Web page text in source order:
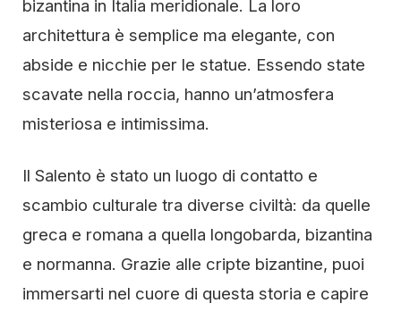
bizantina in Italia meridionale. La loro
architettura è semplice ma elegante, con
abside e nicchie per le statue. Essendo state
scavate nella roccia, hanno un’atmosfera
misteriosa e intimissima.
Il Salento è stato un luogo di contatto e
scambio culturale tra diverse civiltà: da quelle
greca e romana a quella longobarda, bizantina
e normanna. Grazie alle cripte bizantine, puoi
immersarti nel cuore di questa storia e capire